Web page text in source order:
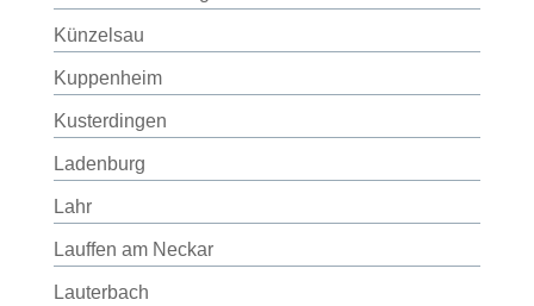
Künzelsau
Kuppenheim
Kusterdingen
Ladenburg
Lahr
Lauffen am Neckar
Lauterbach